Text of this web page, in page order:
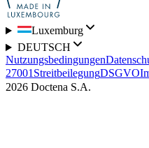
Luxemburg
DEUTSCH
Nutzungsbedingungen
27001 StreitbeilegungDSGVO
2026 Doctena S.A.